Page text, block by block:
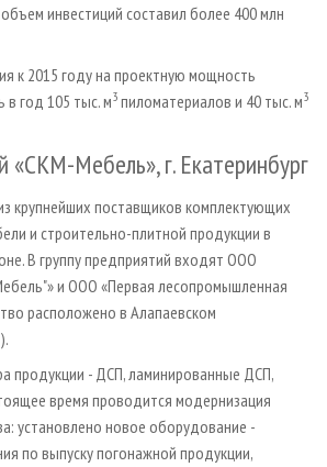
инвестиций составил более 400 млн
к 2015 году на проектную мощность
в год 105 тыс. м3 пиломатериалов и 40 тыс. м3
«СКМ-Мебель», г. Екатеринбург
крупнейших поставщиков комплектующих
и строительно-плитной продукции в
В группу предприятий входят ООО
и ООО «Первая лесопромышленная
расположено в Алапаевском
продукции - ДСП, ламинированные ДСП,
время проводится модернизация
установлено новое оборудование -
по выпуску погонажной продукции,